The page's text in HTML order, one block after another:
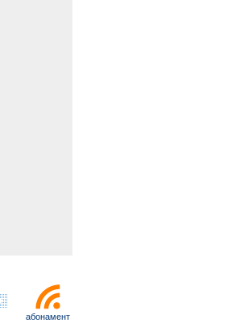
абонамент